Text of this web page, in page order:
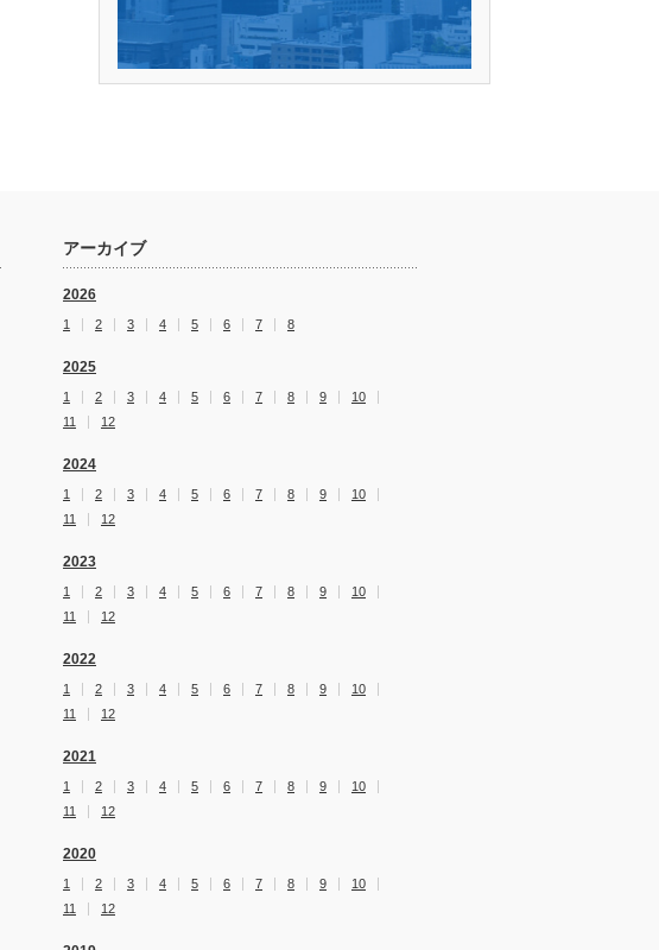
アーカイブ
2026
1 2 3 4 5 6 7 8
2025
1 2 3 4 5 6 7 8 9
10
11
12
2024
1 2 3 4 5 6 7 8 9
10
11
12
2023
1 2 3 4 5 6 7 8 9
10
11
12
2022
1 2 3 4 5 6 7 8 9
10
11
12
2021
1 2 3 4 5 6 7 8 9
10
11
12
2020
1 2 3 4 5 6 7 8 9
10
11
12